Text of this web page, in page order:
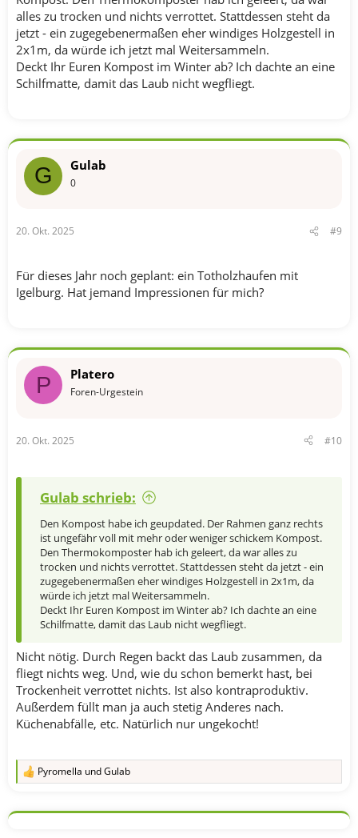
alles zu trocken und nichts verrottet. Stattdessen steht da
jetzt - ein zugegebenermaßen eher windiges Holzgestell in
2x1m, da würde ich jetzt mal Weitersammeln.
Deckt Ihr Euren Kompost im Winter ab? Ich dachte an eine
Schilfmatte, damit das Laub nicht wegfliegt.
G Gulab
0
20. Okt. 2025 #9
Für dieses Jahr noch geplant: ein Totholzhaufen mit
Igelburg. Hat jemand Impressionen für mich?
P Platero
Foren-Urgestein
20. Okt. 2025 #10
Gulab schrieb:
Den Kompost habe ich geupdated. Der Rahmen ganz rechts
ist ungefähr voll mit mehr oder weniger schickem Kompost.
Den Thermokomposter hab ich geleert, da war alles zu
trocken und nichts verrottet. Stattdessen steht da jetzt - ein
zugegebenermaßen eher windiges Holzgestell in 2x1m, da
würde ich jetzt mal Weitersammeln.
Deckt Ihr Euren Kompost im Winter ab? Ich dachte an eine
Schilfmatte, damit das Laub nicht wegfliegt.
Nicht nötig. Durch Regen backt das Laub zusammen, da
fliegt nichts weg. Und, wie du schon bemerkt hast, bei
Trockenheit verrottet nichts. Ist also kontraproduktiv.
Außerdem füllt man ja auch stetig Anderes nach.
Küchenabfälle, etc. Natürlich nur ungekocht!
R
k
Pyromella undGulab